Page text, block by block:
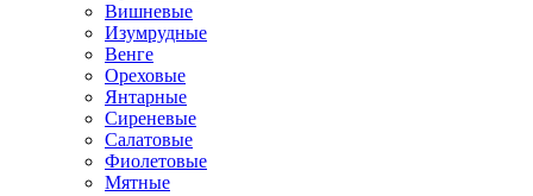
Вишневые
Изумрудные
Венге
Ореховые
Янтарные
Сиреневые
Салатовые
Фиолетовые
Мятные